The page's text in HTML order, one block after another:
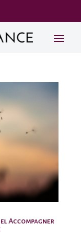
Accompagner